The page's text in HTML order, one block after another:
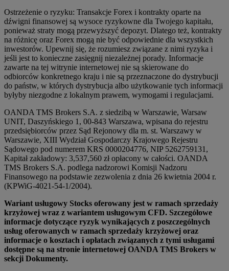
Ostrzeżenie o ryzyku: Transakcje Forex i kontrakty oparte na
dźwigni finansowej są wysoce ryzykowne dla Twojego kapitału,
ponieważ straty mogą przewyższyć depozyt. Dlatego też, kontrakty
na różnicę oraz Forex mogą nie być odpowiednie dla wszystkich
inwestorów. Upewnij się, że rozumiesz związane z nimi ryzyka i
jeśli jest to konieczne zasięgnij niezależnej porady. Informacje
zawarte na tej witrynie internetowej nie są skierowane do
odbiorców konkretnego kraju i nie są przeznaczone do dystrybucji
do państw, w których dystrybucja albo użytkowanie tych informacji
byłyby niezgodne z lokalnym prawem, wymogami i regulacjami.
OANDA TMS Brokers S.A. z siedzibą w Warszawie, Warsaw
UNIT, Daszyńskiego 1, 00-843 Warszawa, wpisana do rejestru
przedsiębiorców przez Sąd Rejonowy dla m. st. Warszawy w
Warszawie, XIII Wydział Gospodarczy Krajowego Rejestru
Sądowego pod numerem KRS 0000204776, NIP 5262759131,
Kapitał zakładowy: 3,537,560 zł opłacony w całości. OANDA
TMS Brokers S.A. podlega nadzorowi Komisji Nadzoru
Finansowego na podstawie zezwolenia z dnia 26 kwietnia 2004 r.
(KPWiG-4021-54-1/2004).
Wariant usługowy Stocks oferowany jest w ramach sprzedaży
krzyżowej wraz z wariantem usługowym CFD. Szczegółowe
informacje dotyczące ryzyk wynikających z poszczególnych
usług oferowanych w ramach sprzedaży krzyżowej oraz
informacje o kosztach i opłatach związanych z tymi usługami
dostępne są na stronie internetowej OANDA TMS Brokers w
sekcji Dokumenty.